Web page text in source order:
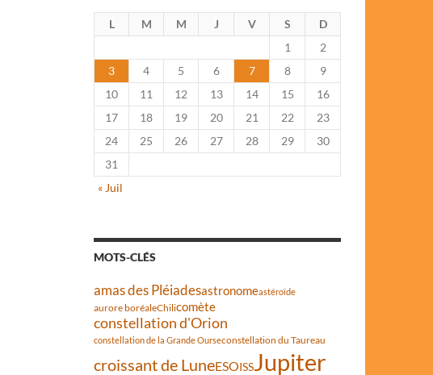
L M M J V S
D
1
2
3
4 5 6 7 8
9
10
11 12 13 14 15
16
17
18 19 20 21 22
23
24
25 26 27 28 29
30
31
« Juil
MOTS-CLÉS
amas des Pléiadesastronomeastéroïde
aurore boréaleChilicomète
constellation d'Orion
constellation de la Grande Ourseconstellation du Taureau
croissant de LuneESOISSJupiter